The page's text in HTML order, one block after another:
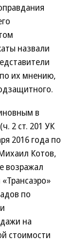
назвали
их мнению,
в
2 ст. 201 УК
2016 года по
Котов,
возражал
по
на
стоимости